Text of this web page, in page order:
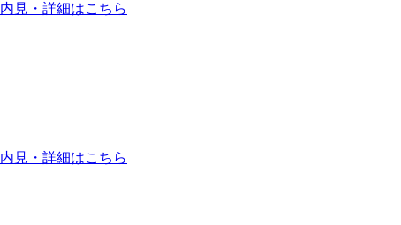
内見・詳細はこちら
内見・詳細はこちら